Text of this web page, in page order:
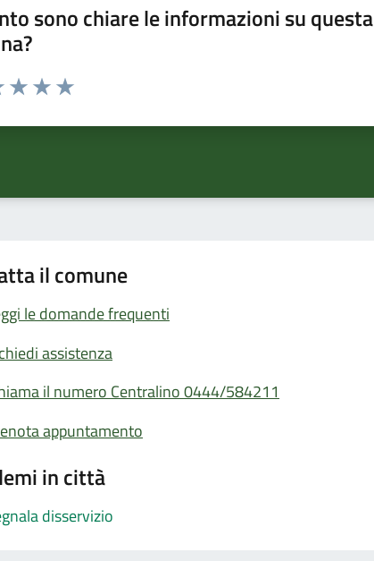
sono chiare le informazioni su questa
1 a 5 stelle la pagina
il comune
le domande frequenti
assistenza
il numero Centralino 0444/584211
appuntamento
in città
disservizio